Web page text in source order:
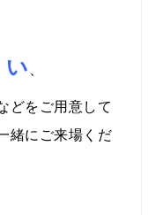
、
どをご用意して
緒にご来場くだ